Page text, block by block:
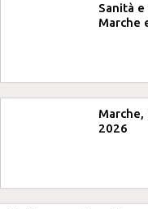
Sanità
Marche
2026